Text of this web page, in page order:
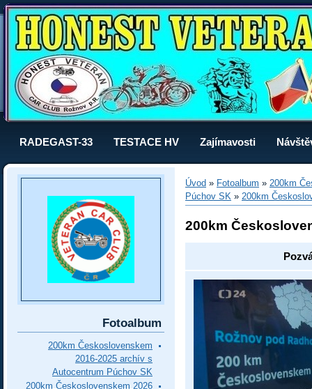
RADEGAST-33 TESTACE HV Zajímavosti
Úvod » Fotoalbum » 200km
Púchov SK » 200km
200km
Fotoalbum
200km Československem
2016-2025 archív s
Autocentrum Púchov SK
200km Československem 2026